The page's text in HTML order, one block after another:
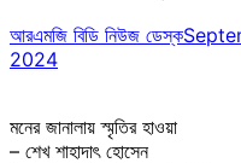
আরএমজি বিডি নিউজ ডেস্ক
2024
মনের জানালায় স্মৃতির হাওয়া
– শেখ শাহাদাৎ হোসেন